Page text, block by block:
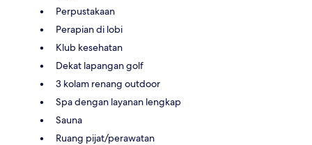
Perpustakaan
Perapian di lobi
Klub kesehatan
Dekat lapangan golf
3 kolam renang outdoor
Spa dengan layanan lengkap
Sauna
Ruang pijat/perawatan